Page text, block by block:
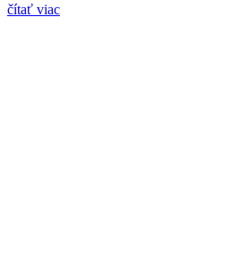
čítať viac